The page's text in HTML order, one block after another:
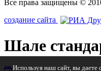
Все права защищены ©
создание сайта
Шале
Используя наш сайт, вы даете